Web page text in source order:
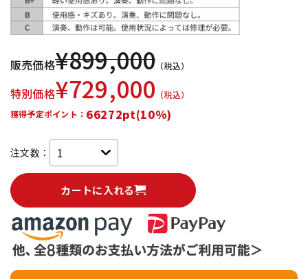
販売価格¥899,000 （税込）
特別価格¥729,000 （税込）
獲得予定ポイント： 66272pt(10%)
注文数：
カートに入れる